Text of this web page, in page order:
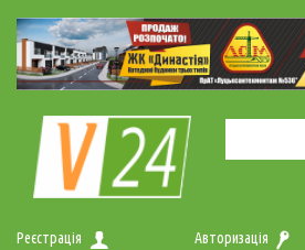
Реєстрація Авторизація